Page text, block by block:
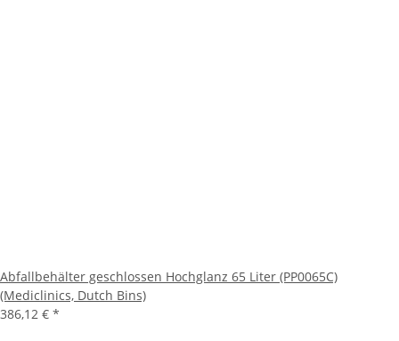
Abfallbehälter geschlossen Hochglanz 65 Liter (PP0065C)
(Mediclinics, Dutch Bins)
386,12 € *